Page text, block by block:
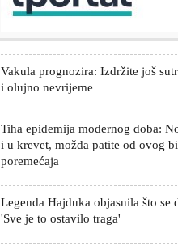
zvijezde danas donose
Vakula prognozira: Izdržite još
i olujno nevrijeme
Tiha epidemija modernog doba:
i u krevet, možda patite od ovog
poremećaja
Legenda Hajduka objasnila što
'Sve je to ostavilo traga'
Netanyahu odbio Trumpov plan